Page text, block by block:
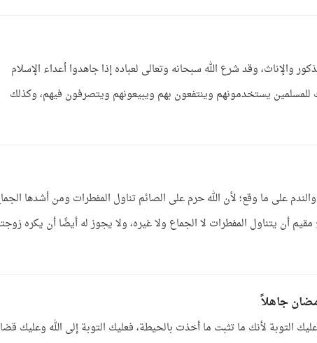
والإناث، وقد شرع الله سبحانه وتعالى لعباده إذا جاهدوا أعداء الإسلام
للمسلمين يستخدمونهم وينتفعون بهم ويبيعونهم ويتصرفون فيهم، وكذلك
على ما وقع؛ لأن الله حرم على الصائم تناول المفطرات ومن أشدها
يتناول المفطرات لا الجماع ولا غيره، ولا يجوز له أيضًا أن يكره
جاهلاً
التوبة لأنك ما تثبت ما أخذت بالحيطة، فعليك التوبة إلى الله وعليك